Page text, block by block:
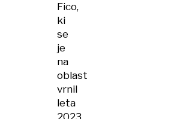
Fico,
ki
se
je
na
oblast
vrnil
leta
2023,